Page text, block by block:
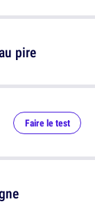
pire
Faire le test